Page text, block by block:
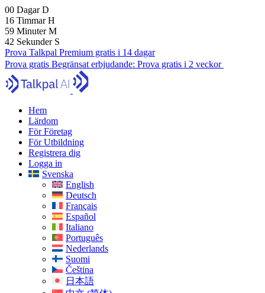
00 DagarD
16 TimmarH
59 MinuterM
39 Sekunder S
Prova Talkpal Premium gratis i 14 dagar
Prova gratis Begränsat erbjudande: Prova gratis i 2 veckor
Hem
Lärdom
För Företag
För Utbildning
Registrera dig
Logga in
Svenska
English
Deutsch
Français
Español
Italiano
Português
Nederlands
Suomi
Čeština
日本語